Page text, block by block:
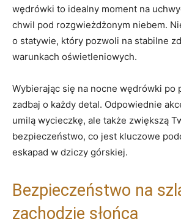
​wędrówki to idealny moment ⁤na
chwil pod rozgwieżdżonym niebem.
o statywie, który pozwoli na stabilne
warunkach oświetleniowych.
Wybierając ⁤się na nocne wędrówki po
zadbaj o każdy detal. Odpowiednie
umilą wycieczkę, ale także⁤ zwiększą
bezpieczeństwo,​ co jest kluczowe
eskapad ‌w dziczy górskiej.
Bezpieczeństwo na
zachodzie‌ słońca